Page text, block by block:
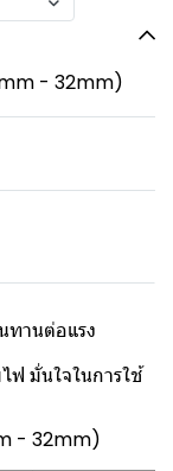
- 32mm)
านต่อแรง
ฟ มั่นใจในการใช้
- 32mm)